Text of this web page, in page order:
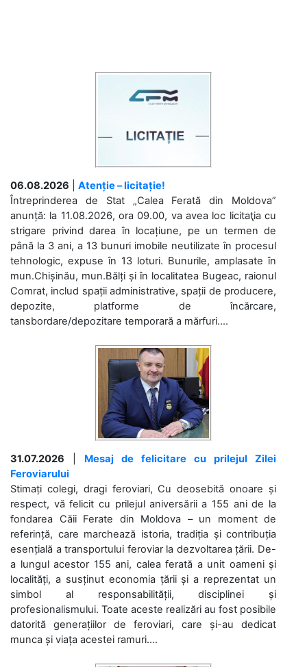
06.08.2026
Atenție – licitație!
Întreprinderea de Stat „Calea Ferată din Moldova”
anunță: la 11.08.2026, ora 09.00, va avea loc licitaţia cu
strigare privind darea în locațiune, pe un termen de
până la 3 ani, a 13 bunuri imobile neutilizate în procesul
tehnologic, expuse în 13 loturi. Bunurile, amplasate în
mun.Chișinău, mun.Bălți și în localitatea Bugeac, raionul
Comrat, includ spații administrative, spații de producere,
depozite, platforme de încărcare,
tansbordare/depozitare temporară a mărfuri....
31.07.2026
Mesaj de felicitare cu prilejul Zilei
Feroviarului
Stimați colegi, dragi feroviari, Cu deosebită onoare și
respect, vă felicit cu prilejul aniversării a 155 ani de la
fondarea Căii Ferate din Moldova – un moment de
referință, care marchează istoria, tradiția și contribuția
esențială a transportului feroviar la dezvoltarea țării. De-
a lungul acestor 155 ani, calea ferată a unit oameni și
localități, a susținut economia țării și a reprezentat un
simbol al responsabilității, disciplinei și
profesionalismului. Toate aceste realizări au fost posibile
datorită generațiilor de feroviari, care și-au dedicat
munca și viața acestei ramuri....